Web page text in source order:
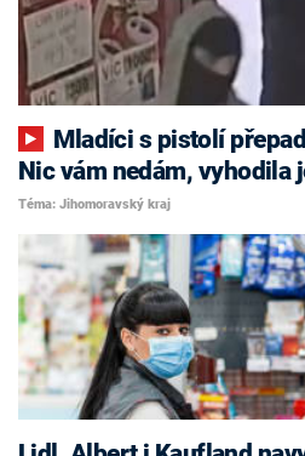
Nic vám nedám, vyhodila
Téma: Jihomoravský kraj